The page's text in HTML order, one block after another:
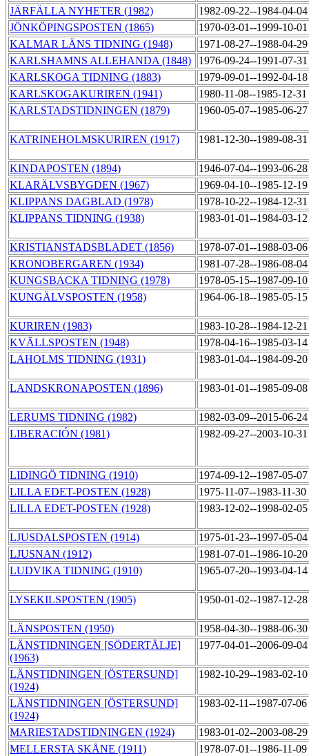
JÄRFÄLLA NYHETER (1982)
1982-09-22--1984-04-
JÖNKÖPINGSPOSTEN (1865)
1970-03-01--1999-10-
KALMAR LÄNS TIDNING (1948)
1971-08-27--1988-04-
KARLSHAMNS ALLEHANDA (1848)
1976-09-24--1991-07-
KARLSKOGA TIDNING (1883)
1979-09-01--1992-04-
KARLSKOGAKURIREN (1941)
1980-11-08--1985-12-31
KARLSTADSTIDNINGEN (1879)
1960-05-07--1985-06-
KATRINEHOLMSKURIREN (1917) 1981-12-30--1989-08-
KINDAPOSTEN (1894)
1946-07-04--1993-06-
KLARÄLVSBYGDEN (1967)
1969-04-10--1985-12-
KLIPPANS DAGBLAD (1978)
1978-10-22--1984-12-
KLIPPANS TIDNING (1938)
1983-01-01--1984-03-
KRISTIANSTADSBLADET (1856)
1978-07-01--1988-03-
KRONOBERGAREN (1934)
1981-07-28--1986-08-
KUNGSBACKA TIDNING (1978)
1978-05-15--1987-09-
KUNGÄLVSPOSTEN (1958)
1964-06-18--1985-05-
KURIREN (1983)
1983-10-28--1984-12-
KVÄLLSPOSTEN (1948)
1978-04-16--1985-03-
LAHOLMS TIDNING (1931)
1983-01-04--1984-09-
LANDSKRONAPOSTEN (1896) 1983-01-01--1985-09-
LERUMS TIDNING (1982)
1982-03-09--2015-06-
LIBERACIÓN (1981)
1982-09-27--2003-10-
LIDINGÖ TIDNING (1910)
1974-09-12--1987-05-
LILLA EDET-POSTEN (1928)
1975-11-07--1983-11-30
LILLA EDET-POSTEN (1928)
1983-12-02--1998-02-
LJUSDALSPOSTEN (1914)
1975-01-23--1997-05-
LJUSNAN (1912)
1981-07-01--1986-10-
LUDVIKA TIDNING (1910)
1965-07-20--1993-04-
LYSEKILSPOSTEN (1905) 1950-01-02--1987-12-
LÄNSPOSTEN (1950)
1958-04-30--1988-06-
LÄNSTIDNINGEN [SÖDERTÄLJE]
(1963)
1977-04-01--2006-09-
LÄNSTIDNINGEN [ÖSTERSUND]
(1924)
1982-10-29--1983-02-
LÄNSTIDNINGEN [ÖSTERSUND]
(1924)
1983-02-11--1987-07-06
MARIESTADSTIDNINGEN (1924)
1983-01-02--2003-08-
MELLERSTA SKÅNE (1911)
1978-07-01--1986-11-09